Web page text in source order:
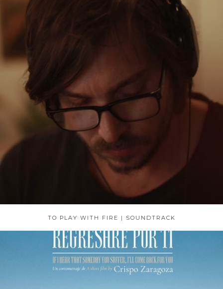
TO PLAY WITH FIRE | SOUNDTRACK